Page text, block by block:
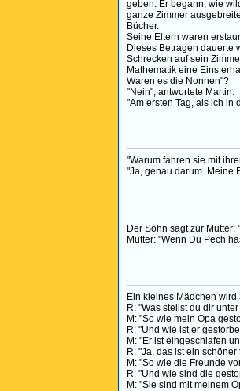
geben. Er begann, wie
ganze Zimmer
Bücher.
Seine Eltern waren
Dieses Betragen dauerte
Schrecken auf sein
Mathematik eine Eins
Waren es die Nonnen"?
"Nein", antwortete Martin:
"Am ersten Tag, als ich in
"Warum fahren sie mit
"Ja, genau darum. Meine
Der Sohn sagt zur
Mutter: "Wenn Du Pech
Ein kleines Mädchen
R: "Was stellst du dir
M: "So wie mein Opa
R: "Und wie ist er
M: "Er ist eingeschlafen
R: "Ja, das ist ein
M: "So wie die Freunde
R: "Und wie sind die
M: "Sie sind mit meinem